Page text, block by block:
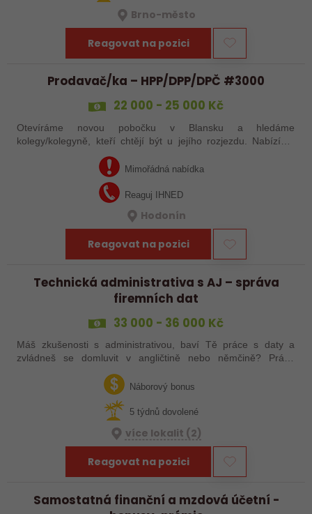
Brno-město
Reagovat na pozici
Prodavač/ka – HPP/DPP/DPČ #3000
22 000 - 25 000 Kč
Otevíráme novou pobočku v Blansku a hledáme
kolegy/kolegyně, kteří chtějí být u jejího rozjezdu. Nabízíme
práci s pouze 15 pracovními dny v měsíci, případně brigádu
dle tvých časových možností. Mzda…
Mimořádná nabídka
Reaguj IHNED
Hodonín
Reagovat na pozici
Technická administrativa s AJ – správa
firemních dat
33 000 - 36 000 Kč
Máš zkušenosti s administrativou, baví Tě práce s daty a
zvládneš se domluvit v angličtině nebo němčině? Právě
hledáme pečlivého a spolehlivého kolegu či kolegyni, který/á
se zapojí do správy…
Náborový bonus
5 týdnů dovolené
více lokalit (2)
Reagovat na pozici
Samostatná finanční a mzdová účetní -